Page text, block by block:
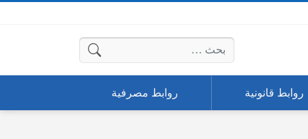
البحث عن:
روابط قانونية روابط مصرفية